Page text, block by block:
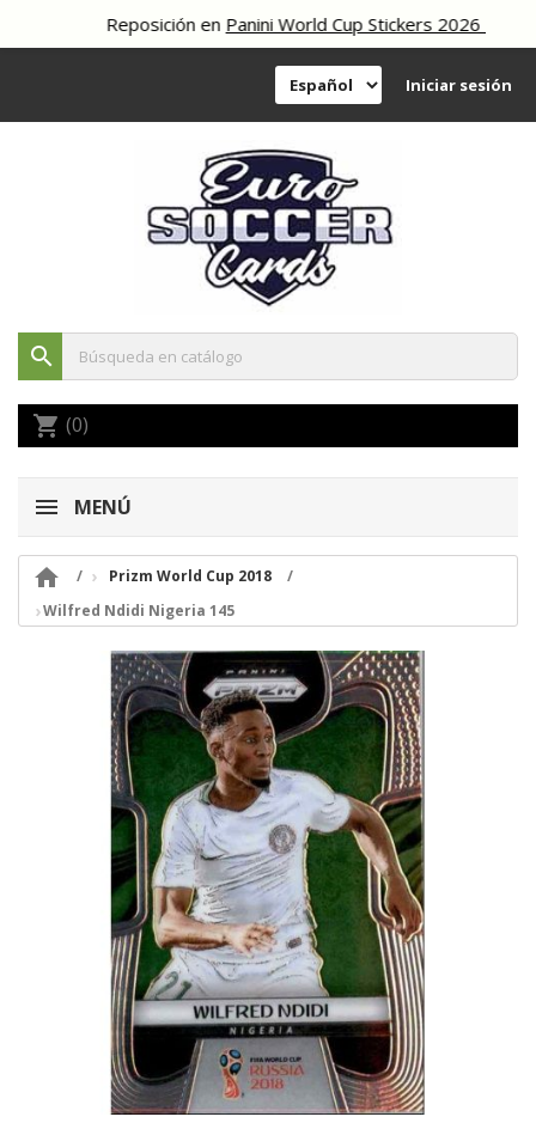
Reposición enPanini World Cup Stickers 2026
Iniciar sesión
search
shopping_cart (0)
MENÚ

Prizm World Cup 2018
Wilfred Ndidi Nigeria 145